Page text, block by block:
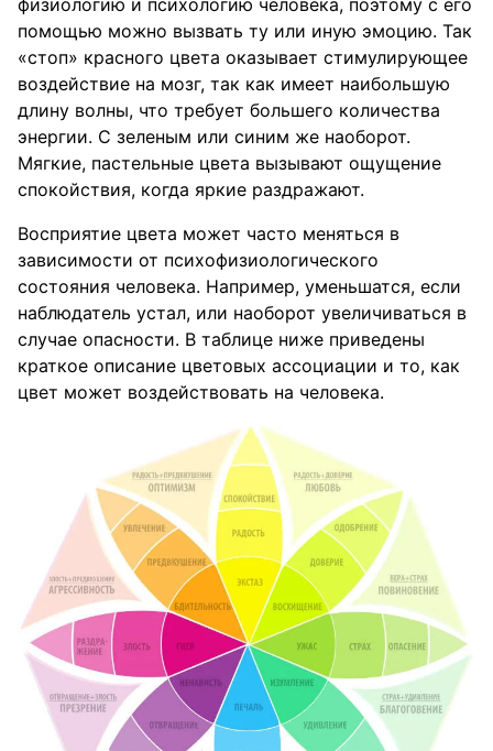
физиологию и психологию человека, поэтому с его
помощью можно вызвать ту или иную эмоцию. Так
«стоп» красного цвета оказывает стимулирующее
воздействие на мозг, так как имеет наибольшую
длину волны, что требует большего количества
энергии. С зеленым или синим же наоборот.
Мягкие, пастельные цвета вызывают ощущение
спокойствия, когда яркие раздражают.
Восприятие цвета может часто меняться в
зависимости от психофизиологического
состояния человека. Например, уменьшатся, если
наблюдатель устал, или наоборот увеличиваться в
случае опасности. В таблице ниже приведены
краткое описание цветовых ассоциации и то, как
цвет может воздействовать на человека.